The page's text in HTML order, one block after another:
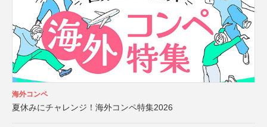
海外コンペ
夏休みにチャレンジ！海外コンペ特集2026